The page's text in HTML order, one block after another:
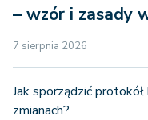
– wzór i zasady
7 sierpnia 2026
Jak sporządzić
zmianach?